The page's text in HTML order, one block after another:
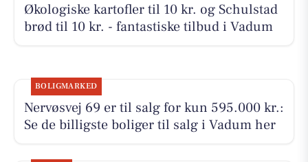
Økologiske kartofler til 10 kr. og Schulstad
brød til 10 kr. - fantastiske tilbud i Vadum
BOLIGMARKED
Nervøsvej 69 er til salg for kun 595.000 kr.:
Se de billigste boliger til salg i Vadum her